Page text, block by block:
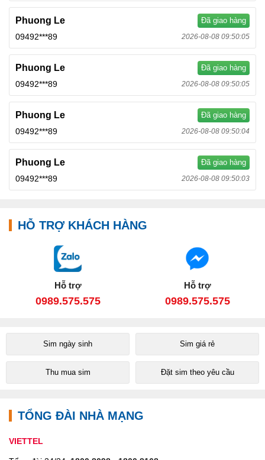
Phuong Le Đã giao hàng
09492***89 2026-08-08 09:50:05
Phuong Le Đã giao hàng
09492***89 2026-08-08 09:50:05
Phuong Le Đã giao hàng
09492***89 2026-08-08 09:50:04
Phuong Le Đã giao hàng
09492***89 2026-08-08 09:50:03
HỖ TRỢ KHÁCH HÀNG
Hỗ trợ
0989.575.575
Hỗ trợ
0989.575.575
Sim ngày sinh Sim giá rẻ
Thu mua sim Đặt sim theo yêu cầu
TỔNG ĐÀI NHÀ MẠNG
VIETTEL